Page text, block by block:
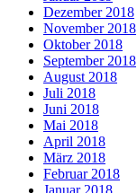
Dezember 2018
November 2018
Oktober 2018
September 2018
August 2018
Juli 2018
Juni 2018
Mai 2018
April 2018
März 2018
Februar 2018
Januar 2018